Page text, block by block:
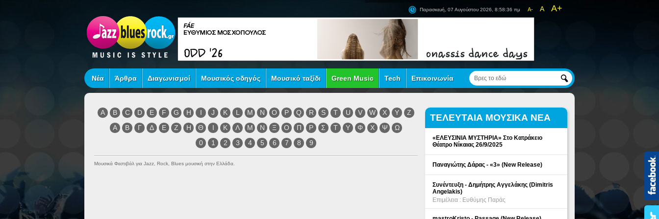
A- A A+
Παρασκευή, 07 Αυγούστου 2026, 8:58:36 πμ
Νέα Άρθρα Διαγωνισμοί Μουσικός οδηγός Μουσικό ταξίδι Green Music Tech Επικοινωνία
A B C D E F G H I J K L M N O P Q R S T U V W X Y
Z
Α
Β Γ Δ Ε Ζ Η Θ Ι Κ Λ Μ Ν Ξ Ο Π Ρ Σ Τ Υ Φ Χ Ψ
Ω
0
1 2 3 4 5 6 7 8 9
Μουσικά Φεστιβάλ για Jazz, Rock, Blues μουσική στην Ελλάδα.
ΤΕΛΕΥΤΑΙΑ ΜΟΥΣΙΚΑ ΝΕΑ
«ΕΛΕΥΣΙΝΙΑ ΜΥΣΤΗΡΙΑ» Στο Κατράκειο
Θέατρο Νίκαιας 26/9/2025
Παναγιώτης Δάρας - «3» (New Release)
Συνέντευξη - Δημήτρης Αγγελάκης (Dimitris
Angelakis)
Επιμέλεια : Ευθύμης Παράς